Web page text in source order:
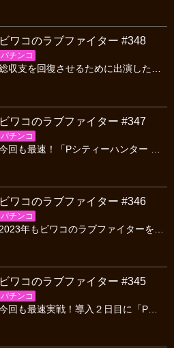
ビワコのラブファイター #348
パチンコ
総収支を回復させるために出演したサチィが足を引っ張り続けて…数回目…今度こそ完結！？攻めのルパン＆ビッグドリームで勝負！一発逆転で総収支を回復させろ！
ビワコのラブファイター #347
パチンコ
ビワコのラブファイター #346
パチンコ
ビワコのラブファイター #345
パチンコ